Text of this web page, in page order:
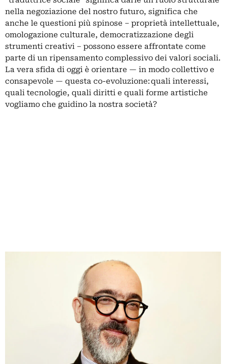
nella negoziazione del nostro futuro, significa che
anche le questioni più spinose – proprietà intellettuale,
omologazione culturale, democratizzazione degli
strumenti creativi – possono essere affrontate come
parte di un ripensamento complessivo dei valori sociali.
La vera sfida di oggi è orientare — in modo collettivo e
consapevole — questa co-evoluzione: quali interessi,
quali tecnologie, quali diritti e quali forme artistiche
vogliamo che guidino la nostra società?